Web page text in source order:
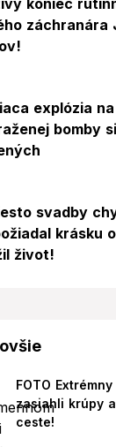
koniec
záchranára
explózia
bomby
svadby
krásku
život!
FOTO
zasiahli krúpy
ceste!